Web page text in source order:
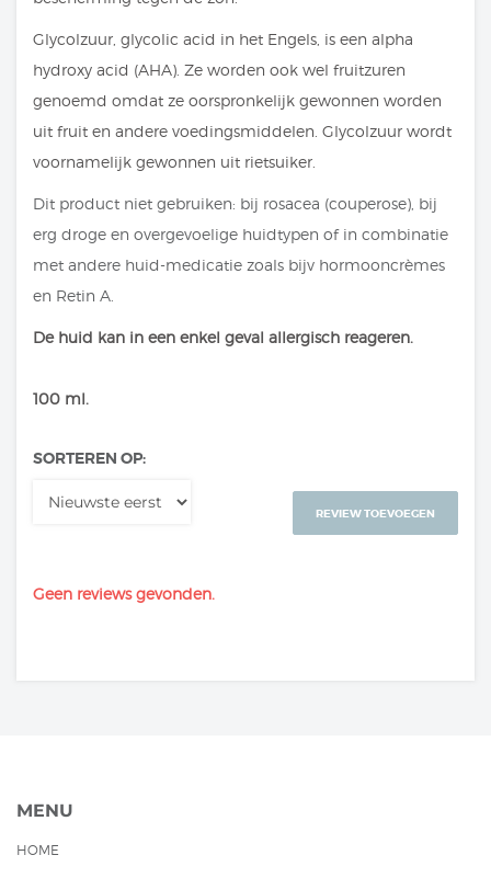
Glycolzuur, glycolic acid in het Engels, is een alpha
hydroxy acid (AHA). Ze worden ook wel fruitzuren
genoemd omdat ze oorspronkelijk gewonnen worden
uit fruit en andere voedingsmiddelen. Glycolzuur wordt
voornamelijk gewonnen uit rietsuiker.
Dit product niet gebruiken: bij rosacea (couperose), bij
erg droge en overgevoelige huidtypen of in combinatie
met andere huid-medicatie zoals bijv hormooncrèmes
en Retin A.
De huid kan in een enkel geval allergisch reageren.
100 ml.
SORTEREN OP:
REVIEW TOEVOEGEN
Geen reviews gevonden.
MENU
HOME